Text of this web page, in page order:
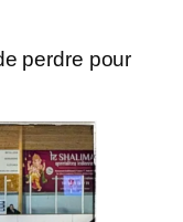
perdre pour